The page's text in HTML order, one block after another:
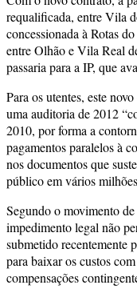
requalificada, entre Vila
concessionada à Rotas
entre Olhão e Vila Real
passaria para a IP, que
Para os utentes, este
uma auditoria de 2012
2010, por forma a
pagamentos paralelos à
nos documentos que
público em vários
Segundo o movimento
impedimento legal não
submetido recentemente
para baixar os custos
compensações